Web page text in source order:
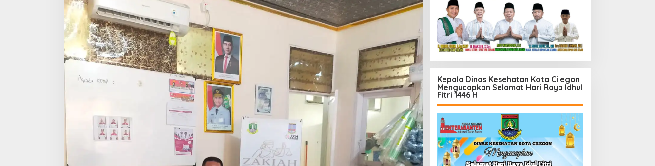
Kepala Dinas Kesehatan Kota Cilegon
Mengucapkan Selamat Hari Raya Idhul
Fitri 1446 H